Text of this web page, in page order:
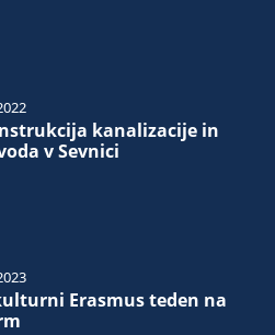
kanalizacije in
v Sevnici
Erasmus teden na